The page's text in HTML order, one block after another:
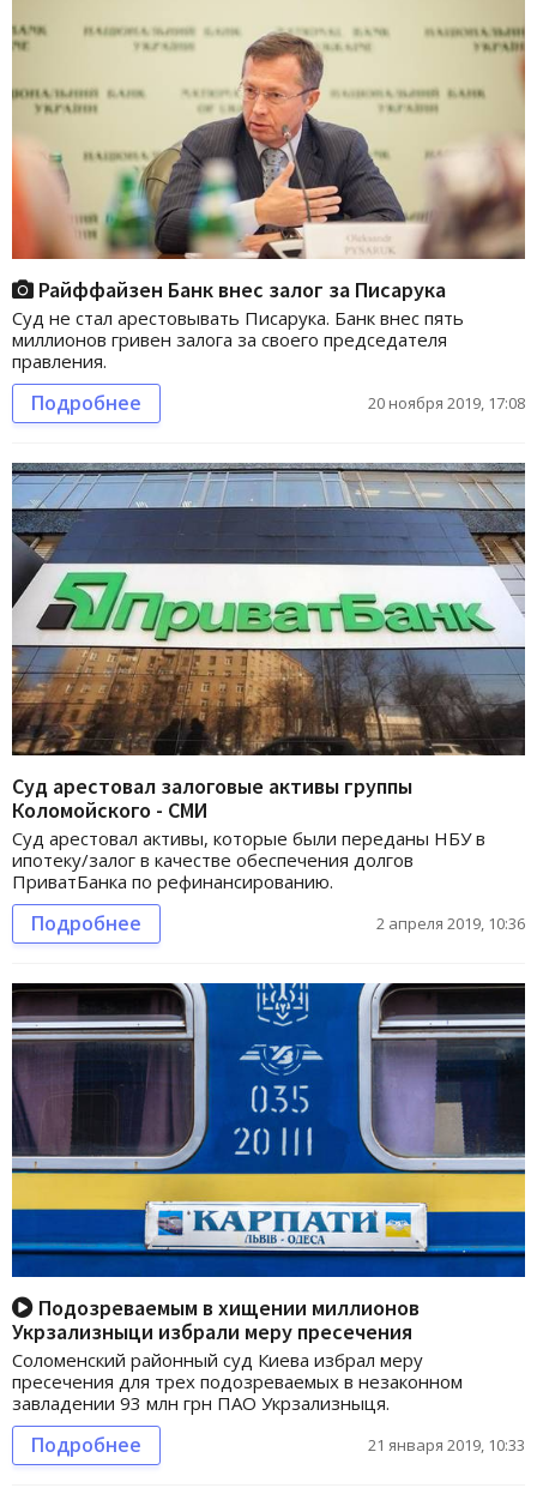
Райффайзен Банк внес залог за Писарука
Суд не стал арестовывать Писарука. Банк внес пять
миллионов гривен залога за своего председателя
правления.
Подробнее 20 ноября 2019, 17:08
Суд арестовал залоговые активы группы
Коломойского - СМИ
Суд арестовал активы, которые были переданы НБУ в
ипотеку/залог в качестве обеспечения долгов
ПриватБанка по рефинансированию.
Подробнее 2 апреля 2019, 10:36
Подозреваемым в хищении миллионов
Укрзализныци избрали меру пресечения
Соломенский районный суд Киева избрал меру
пресечения для трех подозреваемых в незаконном
завладении 93 млн грн ПАО Укрзализныця.
Подробнее 21 января 2019, 10:33